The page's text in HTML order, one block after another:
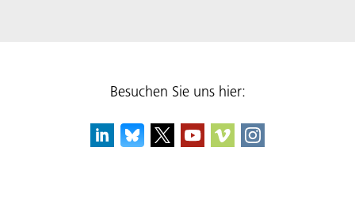
Besuchen Sie uns hier: